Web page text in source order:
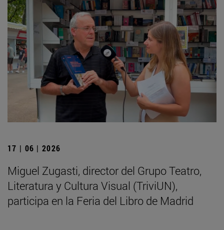
17 | 06 | 2026
Miguel Zugasti, director del Grupo Teatro,
Literatura y Cultura Visual (TriviUN),
participa en la Feria del Libro de Madrid